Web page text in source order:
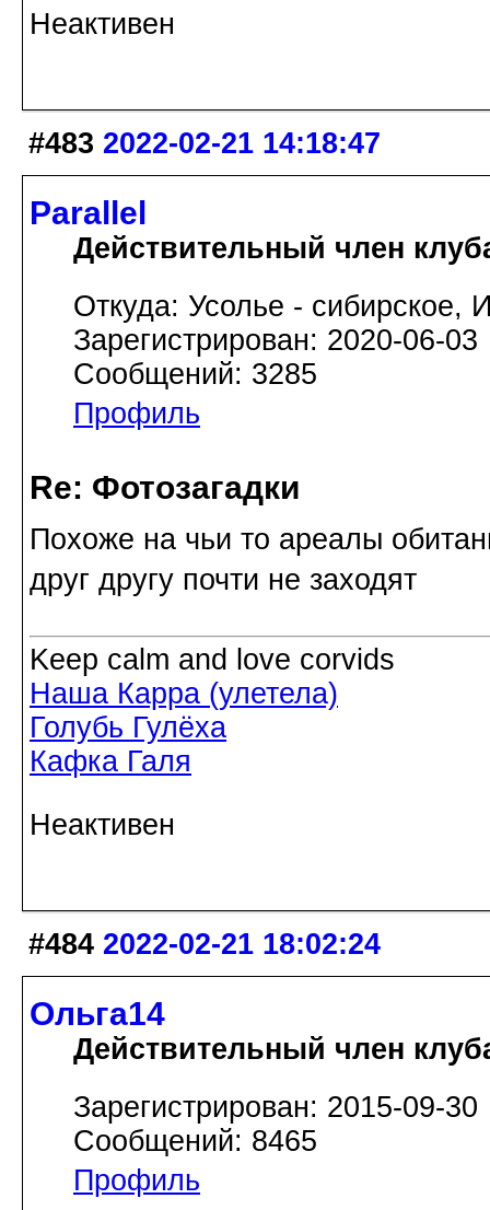
Неактивен
#483 2022-02-21 14:18:47
Parallel
Действительный член
Откуда: Усолье - сибирское,
Зарегистрирован: 2020-06-03
Сообщений: 3285
Профиль
Re: Фотозагадки
Похоже на чьи то ареалы
друг другу почти не заходят
Keep calm and love corvids
Наша Карра (улетела)
Голубь Гулёха
Кафка Галя
Неактивен
#484 2022-02-21 18:02:24
Ольга14
Действительный член
Зарегистрирован: 2015-09-30
Сообщений: 8465
Профиль